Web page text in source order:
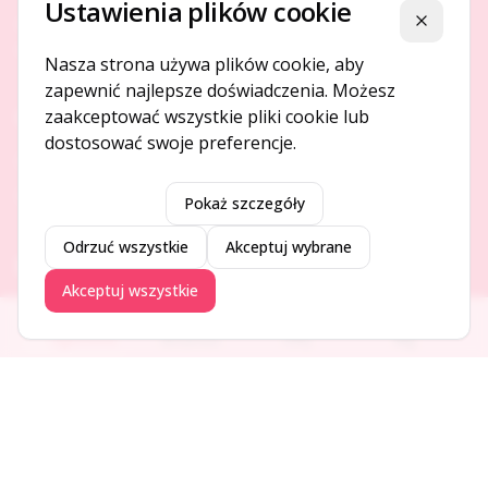
Platforma ogłoszeń i firm, która łączy ludzi i rozwija biznes
O NAS
DODAJ I PROMUJ
Dodaj ogłoszenie
Dodaj firmę
Ogłoszenia Aktualności Firmy Blog
Ustawienia plików cookie Zamknij
Nasza strona używa plików cookie, aby
zapewnić najlepsze doświadczenia. Możesz
zaakceptować wszystkie pliki cookie lub
dostosować swoje preferencje.
Pokaż szczegóły
Odrzuć wszystkie Akceptuj wybrane
Akceptuj wszystkie